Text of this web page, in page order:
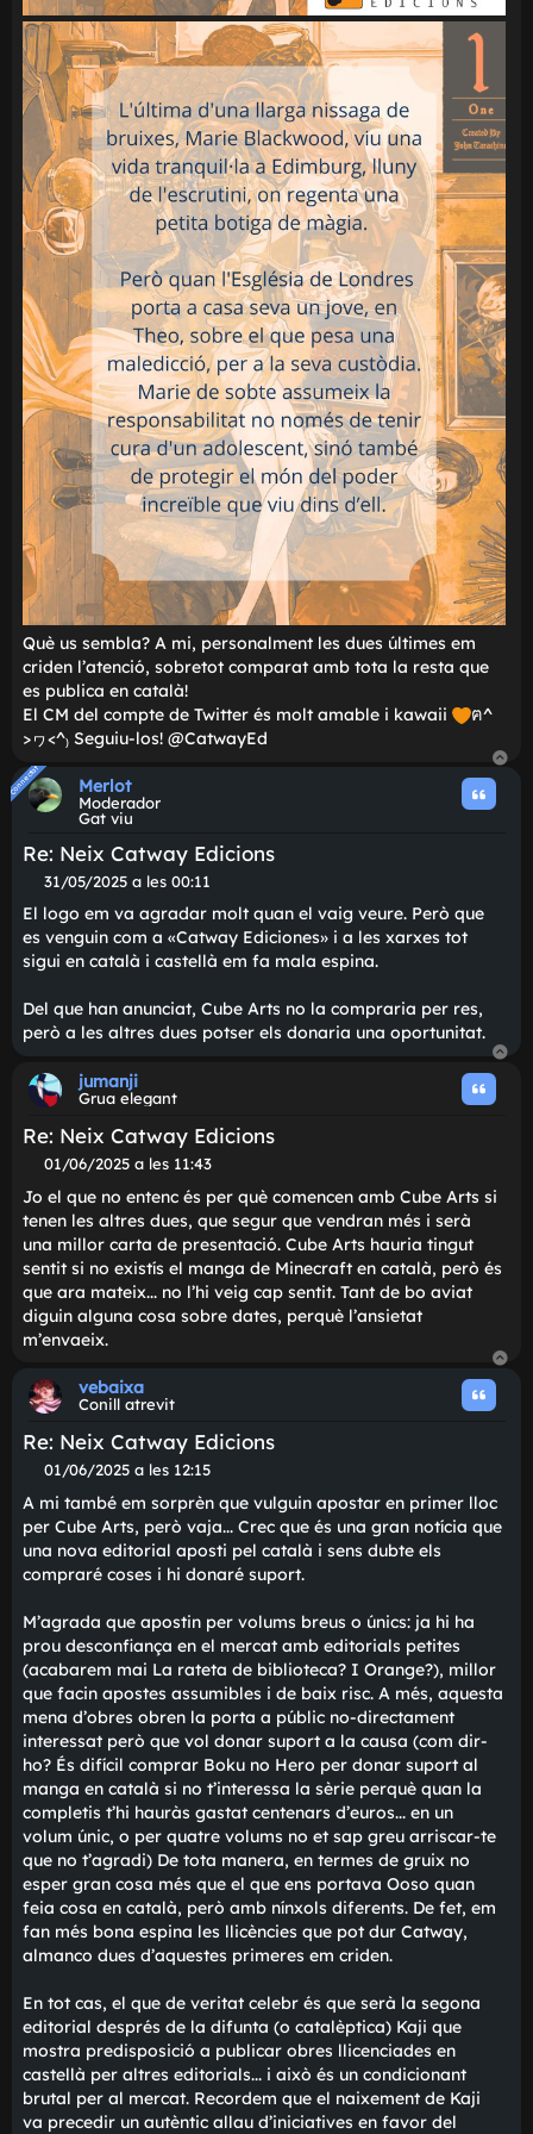
Què us sembla? A mi, personalment les dues últimes em
criden l'atenció, sobretot comparat amb tota la resta
es publica en català!
El CM del compte de Twitter és molt amable i kawaii
>ヮ<^₎ Seguiu-los! @CatwayEd
Merlot
Gat viu
Re: Neix Catway Edicions
M
i
s
s
a
g
31/05/2025 a les 00:11
es venguin com a «Catway Ediciones» i a les xarxes tot
sigui en català i castellà em fa mala espina.
però a les altres dues potser els donaria una
Connectat
Connectat
jumanji
Grua elegant
Re: Neix Catway Edicions
M
i
s
s
a
t
g
e
01/06/2025 a les 11:43
Jo el que no entenc és per què comencen amb Cube
tenen les altres dues, que segur que vendran més i serà
una millor carta de presentació. Cube Arts hauria tingut
sentit si no existís el manga de Minecraft en català,
que ara mateix... no l'hi veig cap sentit. Tant de bo aviat
diguin alguna cosa sobre dates, perquè l'ansietat
m'envaeix.
vebaixa
Conill atrevit
Re: Neix Catway Edicions
M01/06/2025 a les 12:15